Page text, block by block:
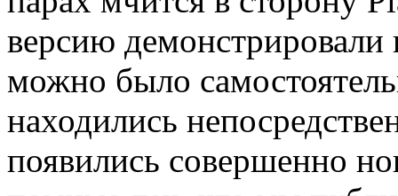
версию демонстрировали
можно было
находились
появились совершенно